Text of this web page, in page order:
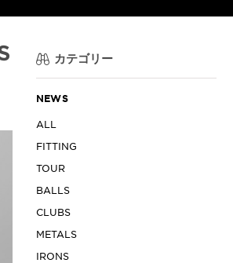
カテゴリー
NEWS
ALL
FITTING
TOUR
BALLS
CLUBS
METALS
IRONS